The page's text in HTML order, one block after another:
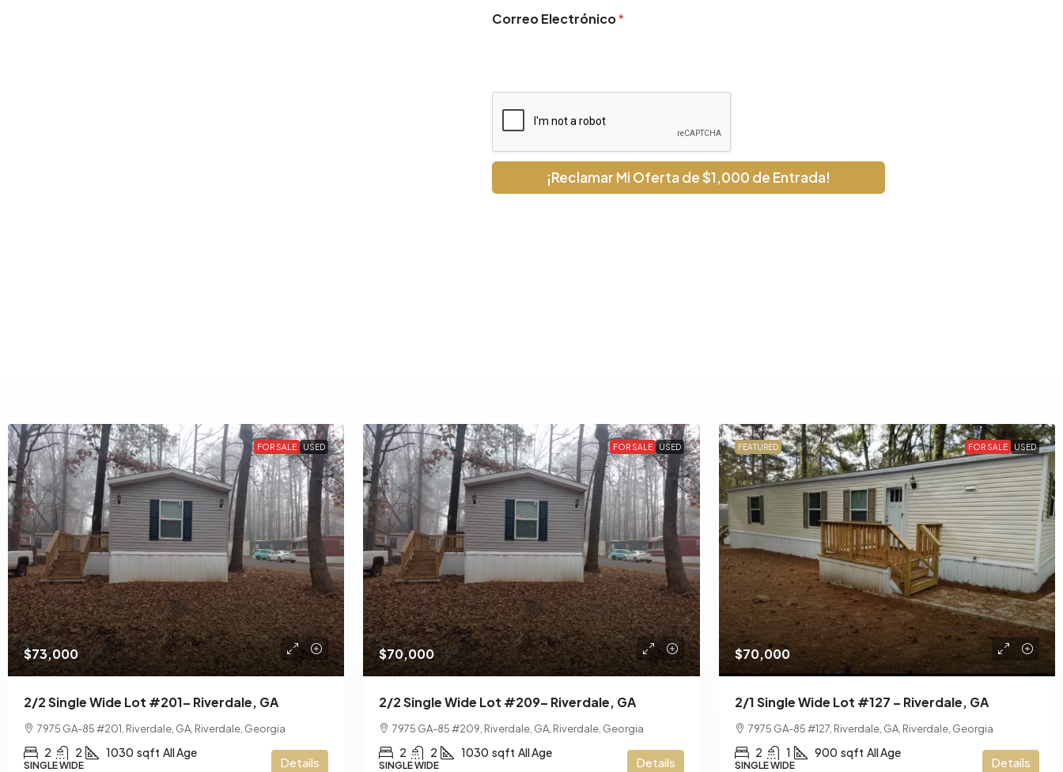
Correo Electrónico*
¡Reclamar Mi Oferta de $1,000 de Entrada!
FOR SALE USED
$73,000
2/2 Single Wide Lot #201– Riverdale, GA
7975 GA-85 #201, Riverdale, GA, Riverdale, Georgia
2 2 1030 sqft All Age
SINGLE WIDE Details
FOR SALE USED
$70,000
2/2 Single Wide Lot #209– Riverdale, GA
7975 GA-85 #209, Riverdale, GA, Riverdale, Georgia
2 2 1030 sqft All Age
SINGLE WIDE Details
FEATURED FOR SALE USED
$70,000
2/1 Single Wide Lot #127 – Riverdale, GA
7975 GA-85 #127, Riverdale, GA, Riverdale, Georgia
2 1 900 sqft All Age
SINGLE WIDE Details